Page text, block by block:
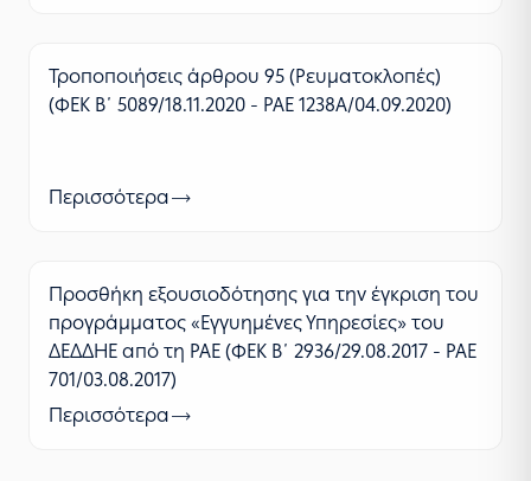
Τροποποιήσεις άρθρου 95 (Ρευματοκλοπές)
(ΦΕΚ Β΄ 5089/18.11.2020 - ΡΑΕ 1238Α/04.09.2020)
Περισσότερα
Προσθήκη εξουσιοδότησης για την έγκριση του
προγράμματος «Εγγυημένες Υπηρεσίες» του
ΔΕΔΔΗΕ από τη ΡΑΕ (ΦΕΚ Β΄ 2936/29.08.2017 - ΡΑΕ
701/03.08.2017)
Περισσότερα